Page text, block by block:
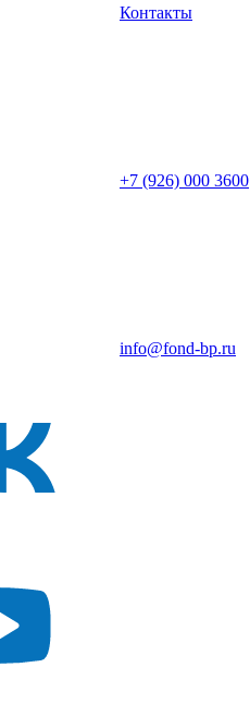
Контакты
+7 (926) 000 3600
info@fond-bp.ru